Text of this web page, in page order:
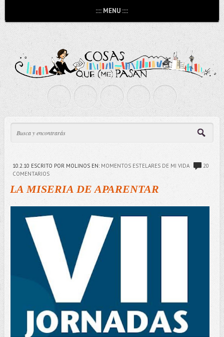
:::: MENU ::::
10.2.10 ESCRITO POR MOLINOS EN: MOMENTOS ESTELARES DE MI VIDA
20
COMENTARIOS
LA MISERIA DE APARENTAR